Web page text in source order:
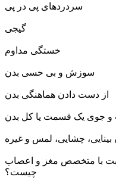
سردردهای پی در پی
گیجی
خستگی مداوم
سوزش و بی حسی بدن
از دست دادن هماهنگی بدن
جوی یک قسمت یا کل بدن
با متخصص مغز و اعصاب
چیست؟